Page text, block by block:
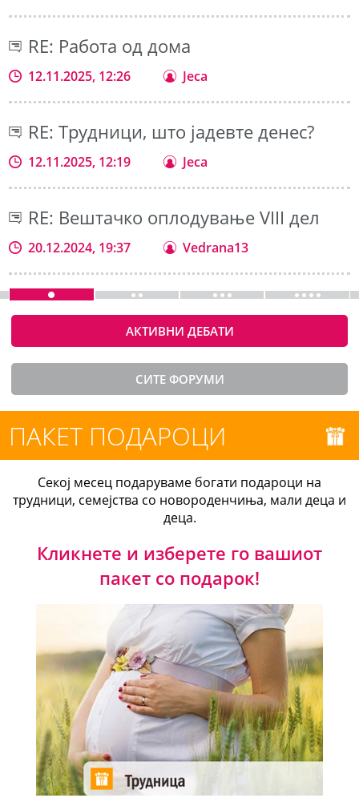
RE: Работа од дома
12.11.2025, 12:26 Jeca
RE: Трудници, што јадевте денес?
12.11.2025, 12:19 Jeca
RE: Вештачко оплодување VIII дел
20.12.2024, 19:37 Vedrana13
АКТИВНИ ДЕБАТИ
СИТЕ ФОРУМИ
ПАКЕТ ПОДАРОЦИ
Секој месец подаруваме богати подароци на
трудници, семејства со новороденчиња, мали деца и
деца.
Кликнете и изберете го вашиот
пакет со подарок!